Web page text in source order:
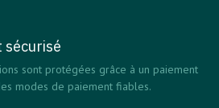
sécurisé
sont protégées grâce à un paiement
modes de paiement fiables.